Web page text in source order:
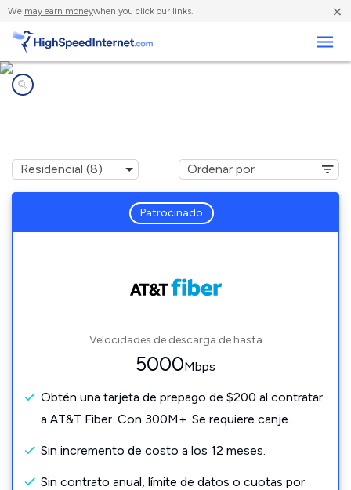
We may earn moneywhen you click our links. ×
Patrocinado
Velocidades de descarga de hasta
5000Mbps
Obtén una tarjeta de prepago de $200 al contratar
a AT&T Fiber. Con 300M+. Se requiere canje.
Sin incremento de costo a los 12 meses.
Sin contrato anual, límite de datos o cuotas por